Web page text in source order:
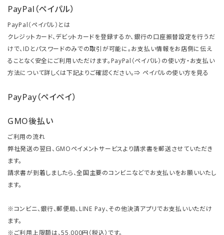
PayPal（ペイパル）
PayPal（ペイパル）とは
クレジットカード、デビットカードを登録するか、銀行の口座振替設定を行うだ
けで、IDとパスワードのみでの取引が可能に。お支払い情報をお店側に伝え
ることなく安全にご利用いただけます。PayPal（ペイパル）の使い方・お支払い
方法について詳しくは下記よりご確認ください。⇒ ペイパルの使い方を見る
PayPay（ペイペイ）
GMO後払い
ご利用の流れ
弊社発送の翌日、GMOペイメントサービスより請求書を郵送させていただき
ます。
請求書が到着しましたら、全国主要のコンビニなどでお支払いをお願いいたし
ます。
※コンビニ、銀行、郵便局、LINE Pay、その他決済アプリでお支払いいただけ
ます。
※ご利用上限額は、55,000円（税込）です。